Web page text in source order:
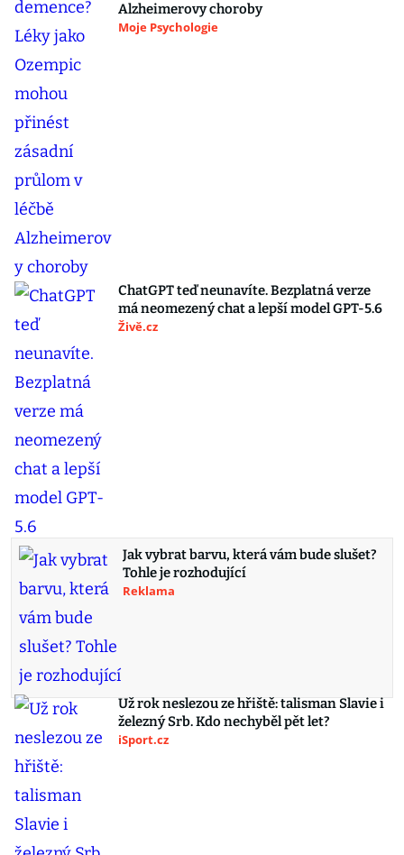
Alzheimerovy choroby
Moje Psychologie
ChatGPT teď neunavíte. Bezplatná verze
má neomezený chat a lepší model GPT-5.6
Živě.cz
Jak vybrat barvu, která vám bude slušet?
Tohle je rozhodující
Reklama
Už rok neslezou ze hřiště: talisman Slavie i
železný Srb. Kdo nechyběl pět let?
iSport.cz